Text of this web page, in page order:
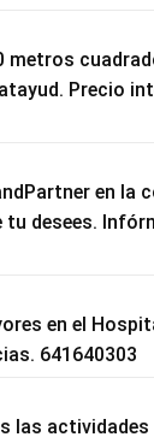
metros
Precio
en la
desees.
en el
641640303
las